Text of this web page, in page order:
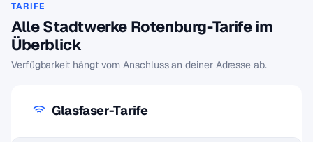
TARIFE
Alle Stadtwerke Rotenburg-Tarife im
Überblick
Verfügbarkeit hängt vom Anschluss an deiner Adresse ab.
Glasfaser-Tarife